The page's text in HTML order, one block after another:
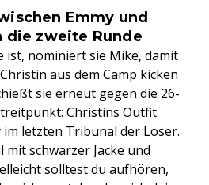
Emmy und
die zweite Runde
ist, nominiert sie Mike, damit
aus dem Camp kicken
sie erneut gegen die 26-
Christins Outfit
im letzten Tribunal der Loser.
schwarzer Jacke und
solltest du aufhören,